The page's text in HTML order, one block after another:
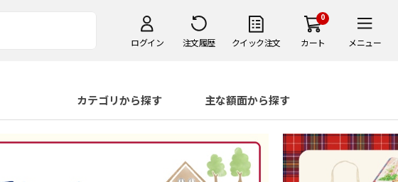
ログイン 注文履歴 クイック注文
0
カート メニュー
カテゴリから探す 主な額面から探す